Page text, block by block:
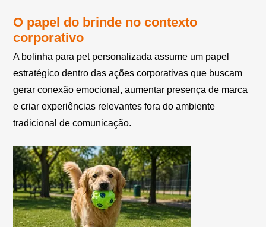
O papel do brinde no contexto
corporativo
A bolinha para pet personalizada assume um papel
estratégico dentro das ações corporativas que buscam
gerar conexão emocional, aumentar presença de marca
e criar experiências relevantes fora do ambiente
tradicional de comunicação.